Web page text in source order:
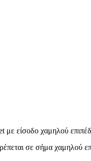
με είσοδο χαμηλού
σε σήμα χαμηλού